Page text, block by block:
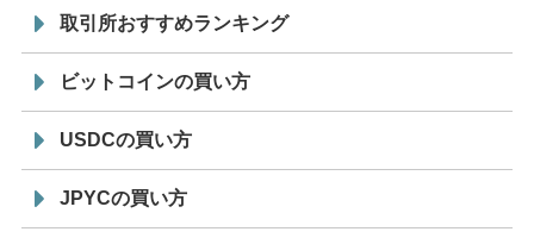
取引所おすすめランキング
ビットコインの買い方
USDCの買い方
JPYCの買い方